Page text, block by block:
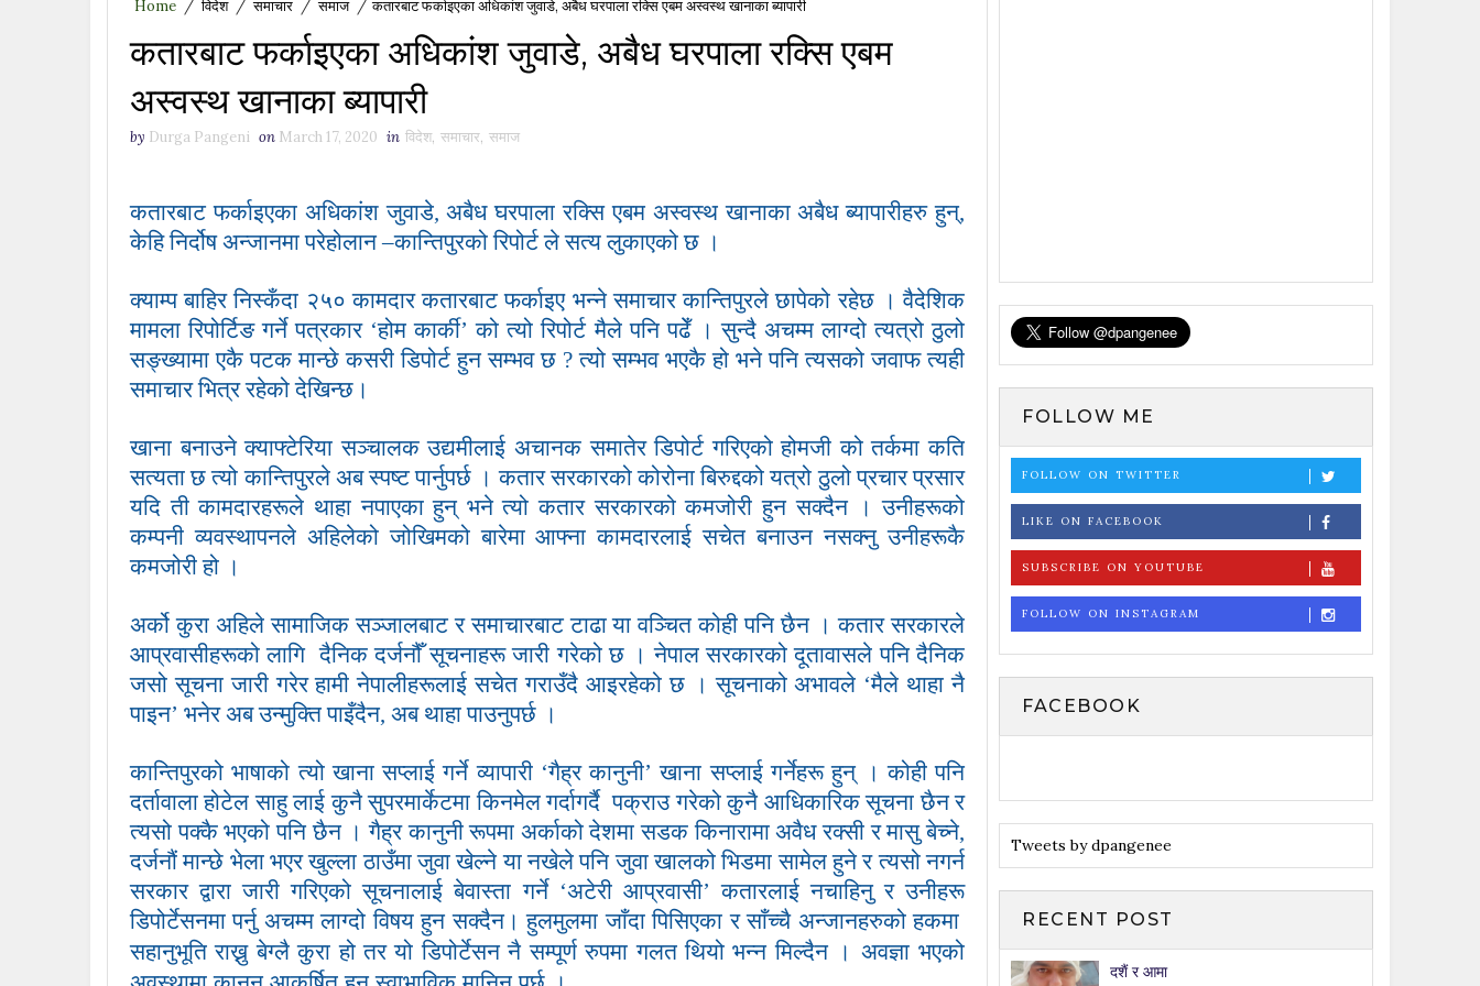
Home / विदेश / समाचार / समाज / कतारबाट फर्काइएका अधिकांश जुवाडे, अबैध घरपाला रक्सि एबम अस्वस्थ खानाका ब्यापारी
कतारबाट फर्काइएका अधिकांश जुवाडे, अबैध घरपाला रक्सि एबम
अस्वस्थ खानाका ब्यापारी
by Durga Pangeni on March 17, 2020 in विदेश, समाचार, समाज
कतारबाट फर्काइएका अधिकांश जुवाडे, अबैध घरपाला रक्सि एबम अस्वस्थ खानाका अबैध ब्यापारीहरु हुन्,
केहि निर्दोष अन्जानमा परेहोलान –कान्तिपुरको रिपोर्ट ले सत्य लुकाएको छ ।
क्याम्प बाहिर निस्कँदा २५० कामदार कतारबाट फर्काइए भन्ने समाचार कान्तिपुरले छापेको रहेछ । वैदेशिक
मामला रिपोर्टिङ गर्ने पत्रकार ‘होम कार्की’को त्यो रिपोर्ट मैले पनि पढेँ । सुन्दै अचम्म लाग्दो त्यत्रो ठुलो
सङ्ख्यामा एकै पटक मान्छे कसरी डिपोर्ट हुन सम्भव छ ?त्यो सम्भव भएकै हो भने पनि त्यसको जवाफ त्यही
समाचार भित्र रहेको देखिन्छ।
खाना बनाउने क्याफ्टेरिया सञ्चालक उद्यमीलाई अचानक समातेर डिपोर्ट गरिएको होमजी को तर्कमा कति
सत्यता छ त्यो कान्तिपुरले अब स्पष्ट पार्नुपर्छ । कतार सरकारको कोरोना बिरुद्दको यत्रो ठुलो प्रचार प्रसार
यदि ती कामदारहरूले थाहा नपाएका हुन् भने त्यो कतार सरकारको कमजोरी हुन सक्दैन । उनीहरूको
कम्पनी व्यवस्थापनले अहिलेको जोखिमको बारेमा आफ्ना कामदारलाई सचेत बनाउन नसक्नु उनीहरूकै
कमजोरी हो ।
अर्को कुरा अहिले सामाजिक सञ्जालबाट र समाचारबाट टाढा या वञ्चित कोही पनि छैन । कतार सरकारले
आप्रवासीहरूको लागि दैनिक दर्जनौँ सूचनाहरू जारी गरेको छ । नेपाल सरकारको दूतावासले पनि दैनिक
जसो सूचना जारी गरेर हामी नेपालीहरूलाई सचेत गराउँदै आइरहेको छ । सूचनाको अभावले ‘मैले थाहा नै
पाइन’ भनेर अब उन्मुक्ति पाइँदैन, अब थाहा पाउनुपर्छ ।
कान्तिपुरको भाषाको त्यो खाना सप्लाई गर्ने व्यापारी ‘गैह्र कानुनी’खाना सप्लाई गर्नेहरू हुन् । कोही पनि
दर्तावाला होटेल साहु लाई कुनै सुपरमार्केटमा किनमेल गर्दागर्दै पक्राउ गरेको कुनै आधिकारिक सूचना छैन र
त्यसो पक्कै भएको पनि छैन । गैह्र कानुनी रूपमा अर्काको देशमा सडक किनारामा अवैध रक्सी र मासु बेच्ने,
दर्जनौं मान्छे भेला भएर खुल्ला ठाउँमा जुवा खेल्ने या नखेले पनि जुवा खालको भिडमा सामेल हुने र त्यसो नगर्न
सरकार द्वारा जारी गरिएको सूचनालाई बेवास्ता गर्ने ‘अटेरी आप्रवासी’कतारलाई नचाहिनु र उनीहरू
डिपोर्टेसनमा पर्नु अचम्म लाग्दो विषय हुन सक्दैन। हुलमुलमा जाँदा पिसिएका र साँच्चै अन्जानहरुको हकमा
सहानुभूति राख्नु बेग्लै कुरा हो तर यो डिपोर्टेसन नै सम्पूर्ण रुपमा गलत थियो भन्न मिल्दैन । अवज्ञा भएको
FOLLOW ME
FOLLOW ON TWITTER
LIKE ON FACEBOOK
SUBSCRIBE ON YOUTUBE
FOLLOW ON INSTAGRAM
FACEBOOK
Tweets by dpangenee
RECENT POST
दशैं र आमा